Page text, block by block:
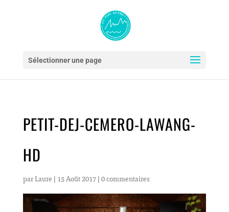
Sélectionner une page
PETIT-DEJ-CEMERO-LAWANG-
HD
par Laure | 15 Août 2017| 0 commentaires